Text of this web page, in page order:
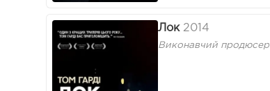
Лок 2014
Виконавчий продюсер